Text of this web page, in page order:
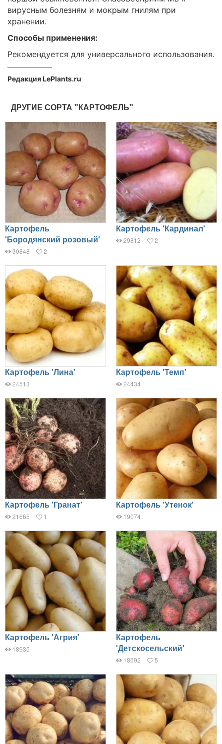
вирусным болезням и мокрым гнилям при
хранении.
Способы применения:
Рекомендуется для универсального использования.
Редакция LePlants.ru
ДРУГИЕ СОРТА "КАРТОФЕЛЬ"
Картофель
'Бородянский розовый'
30848 2
Картофель 'Кардинал'
29812 2
Картофель 'Лина'
24513
Картофель 'Темп'
24434
Картофель 'Гранат'
21665 1
Картофель 'Утенок'
19074
Картофель 'Агрия'
18935
Картофель
'Детскосельский'
18692 5